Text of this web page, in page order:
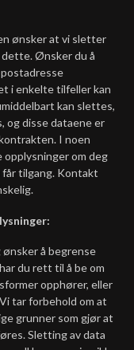
ønsker at vi sletter
dette. Ønsker du å
i enkelte tilfeller kan
kan slettes,
og disse dataene er
I noen
om deg
tilgang. Kontakt
å begrense
du rett til å be om
opphører, eller
tar forbehold om at
grunner som gjør at
Sletting av data